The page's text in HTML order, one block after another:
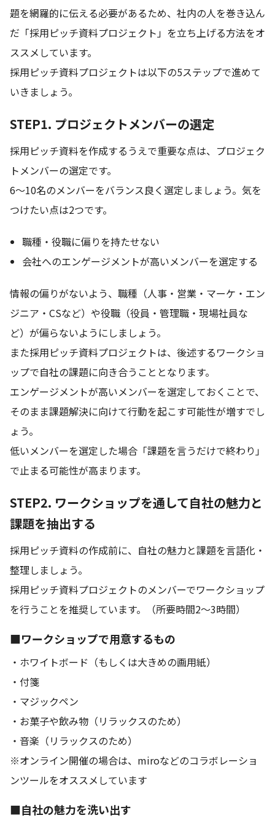
題を網羅的に伝える必要があるため、社内の人を巻き込ん
だ「採用ピッチ資料プロジェクト」を立ち上げる方法をオ
ススメしています。
採用ピッチ資料プロジェクトは以下の5ステップで進めて
いきましょう。
STEP1. プロジェクトメンバーの選定
採用ピッチ資料を作成するうえで重要な点は、プロジェク
トメンバーの選定です。
6～10名のメンバーをバランス良く選定しましょう。気を
つけたい点は2つです。
職種・役職に偏りを持たせない
会社へのエンゲージメントが高いメンバーを選定する
情報の偏りがないよう、職種（人事・営業・マーケ・エン
ジニア・CSなど）や役職（役員・管理職・現場社員な
ど）が偏らないようにしましょう。
また採用ピッチ資料プロジェクトは、後述するワークショ
ップで自社の課題に向き合うこととなります。
エンゲージメントが高いメンバーを選定しておくことで、
そのまま課題解決に向けて行動を起こす可能性が増すでし
ょう。
低いメンバーを選定した場合「課題を言うだけで終わり」
で止まる可能性が高まります。
STEP2. ワークショップを通して自社の魅力と
課題を抽出する
採用ピッチ資料の作成前に、自社の魅力と課題を言語化・
整理しましょう。
採用ピッチ資料プロジェクトのメンバーでワークショップ
を行うことを推奨しています。（所要時間2〜3時間）
■ワークショップで用意するもの
・ホワイトボード（もしくは大きめの画用紙）
・付箋
・マジックペン
・お菓子や飲み物（リラックスのため）
・音楽（リラックスのため）
※オンライン開催の場合は、miroなどのコラボレーショ
ンツールをオススメしています
■自社の魅力を洗い出す